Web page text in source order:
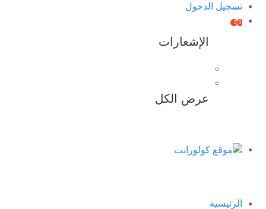
تسجيل الدخول
0
0
الإشعارات
عرض الكل
الرئيسية